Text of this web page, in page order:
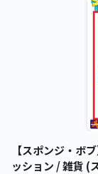
【スポンジ・ボ
ッション / 雑貨 (